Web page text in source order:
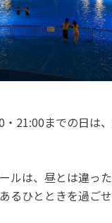
・21:00までの日は
ルは、昼とは違っ
るひとときを過ごせ